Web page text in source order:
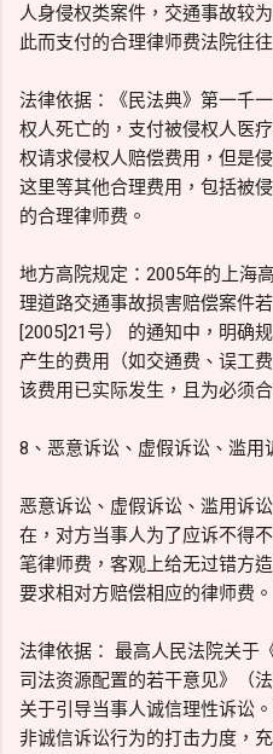
人身侵权类案件，交通事故较
此而支付的合理律师费法院往
法律依据：《民法典》第一千
权人死亡的，支付被侵权人医
权请求侵权人赔偿费用，但是
这里等其他合理费用，包括被
的合理律师费。
地方高院规定：2005年的上海
理道路交通事故损害赔偿案件
[2005]21号） 的通知中，明确
产生的费用（如交通费、误工
该费用已实际发生，且为必须
8、恶意诉讼、虚假诉讼、滥用
恶意诉讼、虚假诉讼、滥用诉
在，对方当事人为了应诉不得
笔律师费，客观上给无过错方
要求相对方赔偿相应的律师费。
法律依据： 最高人民法院关于
司法资源配置的若干意见》（
关于引导当事人诚信理性诉讼
非诚信诉讼行为的打击力度，